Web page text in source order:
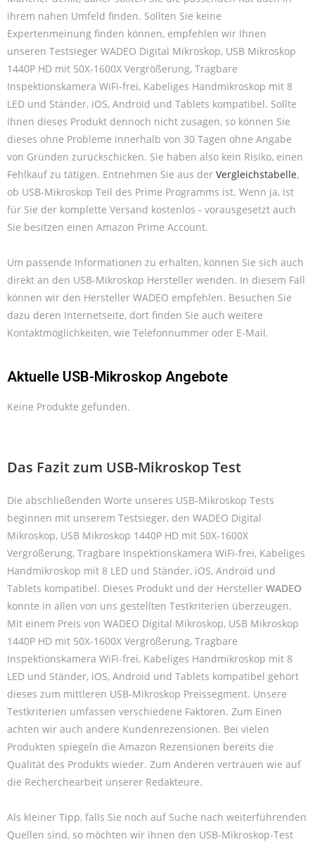
ihrem nahen Umfeld finden. Sollten Sie keine
Expertenmeinung finden können, empfehlen wir Ihnen
unseren Testsieger WADEO Digital Mikroskop, USB Mikroskop
1440P HD mit 50X-1600X Vergrößerung, Tragbare
Inspektionskamera WiFi-frei, Kabeliges Handmikroskop mit 8
LED und Ständer, iOS, Android und Tablets kompatibel. Sollte
Ihnen dieses Produkt dennoch nicht zusagen, so können Sie
dieses ohne Probleme innerhalb von 30 Tagen ohne Angabe
von Gründen zurückschicken. Sie haben also kein Risiko, einen
Fehlkauf zu tätigen. Entnehmen Sie aus der Vergleichstabelle,
ob USB-Mikroskop Teil des Prime Programms ist. Wenn ja, ist
für Sie der komplette Versand kostenlos - vorausgesetzt auch
Sie besitzen einen Amazon Prime Account.
Um passende Informationen zu erhalten, können Sie sich auch
direkt an den USB-Mikroskop Hersteller wenden. In diesem Fall
können wir den Hersteller WADEO empfehlen. Besuchen Sie
dazu deren Internetseite, dort finden Sie auch weitere
Kontaktmöglichkeiten, wie Telefonnummer oder E-Mail.
Aktuelle USB-Mikroskop Angebote
Keine Produkte gefunden.
Das Fazit zum USB-Mikroskop Test
Die abschließenden Worte unseres USB-Mikroskop Tests
beginnen mit unserem Testsieger, den WADEO Digital
Mikroskop, USB Mikroskop 1440P HD mit 50X-1600X
Vergrößerung, Tragbare Inspektionskamera WiFi-frei, Kabeliges
Handmikroskop mit 8 LED und Ständer, iOS, Android und
Tablets kompatibel. Dieses Produkt und der Hersteller WADEO
konnte in allen von uns gestellten Testkriterien überzeugen.
Mit einem Preis von WADEO Digital Mikroskop, USB Mikroskop
1440P HD mit 50X-1600X Vergrößerung, Tragbare
Inspektionskamera WiFi-frei, Kabeliges Handmikroskop mit 8
LED und Ständer, iOS, Android und Tablets kompatibel gehört
dieses zum mittleren USB-Mikroskop Preissegment. Unsere
Testkriterien umfassen verschiedene Faktoren. Zum Einen
achten wir auch andere Kundenrezensionen. Bei vielen
Produkten spiegeln die Amazon Rezensionen bereits die
Qualität des Produkts wieder. Zum Anderen vertrauen wie auf
die Recherchearbeit unserer Redakteure.
Als kleiner Tipp, falls Sie noch auf Suche nach weiterführenden
Quellen sind, so möchten wir ihnen den USB-Mikroskop-Test